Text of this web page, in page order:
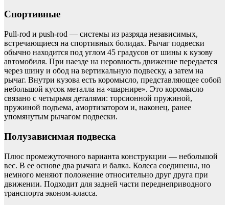
Спортивные
Pull-rod и push-rod — системы из разряда независимых,
встречающиеся на спортивных болидах. Рычаг подвески
обычно находится под углом 45 градусов от шины к кузову
автомобиля. При наезде на неровность движение передается
через шину и обод на вертикальную подвеску, а затем на
рычаг. Внутри кузова есть коромысло, представляющее собой
небольшой кусок металла на «шарнире». Это коромысло
связано с четырьмя деталями: торсионной пружиной,
пружиной подъема, амортизатором и, наконец, ранее
упомянутым рычагом подвески.
Полузависимая подвеска
Плюс промежуточного варианта конструкции — небольшой
вес. В ее основе два рычага и балка. Колеса соединены, но
немного меняют положение относительно друг друга при
движении. Подходит для задней части переднеприводного
транспорта эконом-класса.